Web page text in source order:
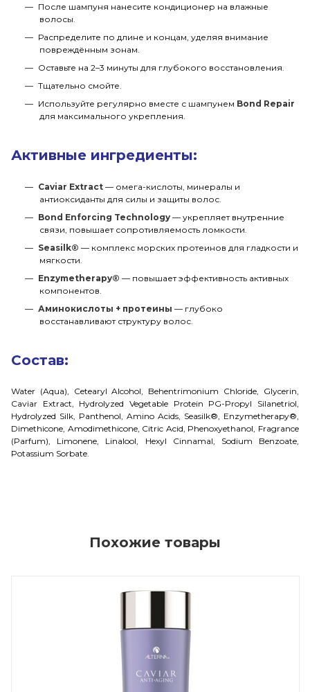
После шампуня нанесите кондиционер на влажные
волосы.
Распределите по длине и концам, уделяя внимание
повреждённым зонам.
Оставьте на 2–3 минуты для глубокого восстановления.
Тщательно смойте.
Используйте регулярно вместе с шампунем Bond Repair
для максимального укрепления.
Активные ингредиенты:
Caviar Extract — омега-кислоты, минералы и
антиоксиданты для силы и защиты волос.
Bond Enforcing Technology — укрепляет внутренние
связи, повышает сопротивляемость ломкости.
Seasilk® — комплекс морских протеинов для гладкости и
мягкости.
Enzymetherapy® — повышает эффективность активных
компонентов.
Аминокислоты + протеины — глубоко
восстанавливают структуру волос.
Состав:
Water (Aqua), Cetearyl Alcohol, Behentrimonium Chloride, Glycerin,
Caviar Extract, Hydrolyzed Vegetable Protein PG-Propyl Silanetriol,
Hydrolyzed Silk, Panthenol, Amino Acids, Seasilk®, Enzymetherapy®,
Dimethicone, Amodimethicone, Citric Acid, Phenoxyethanol, Fragrance
(Parfum), Limonene, Linalool, Hexyl Cinnamal, Sodium Benzoate,
Potassium Sorbate.
Похожие товары